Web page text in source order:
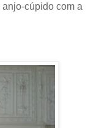
cúpido com a